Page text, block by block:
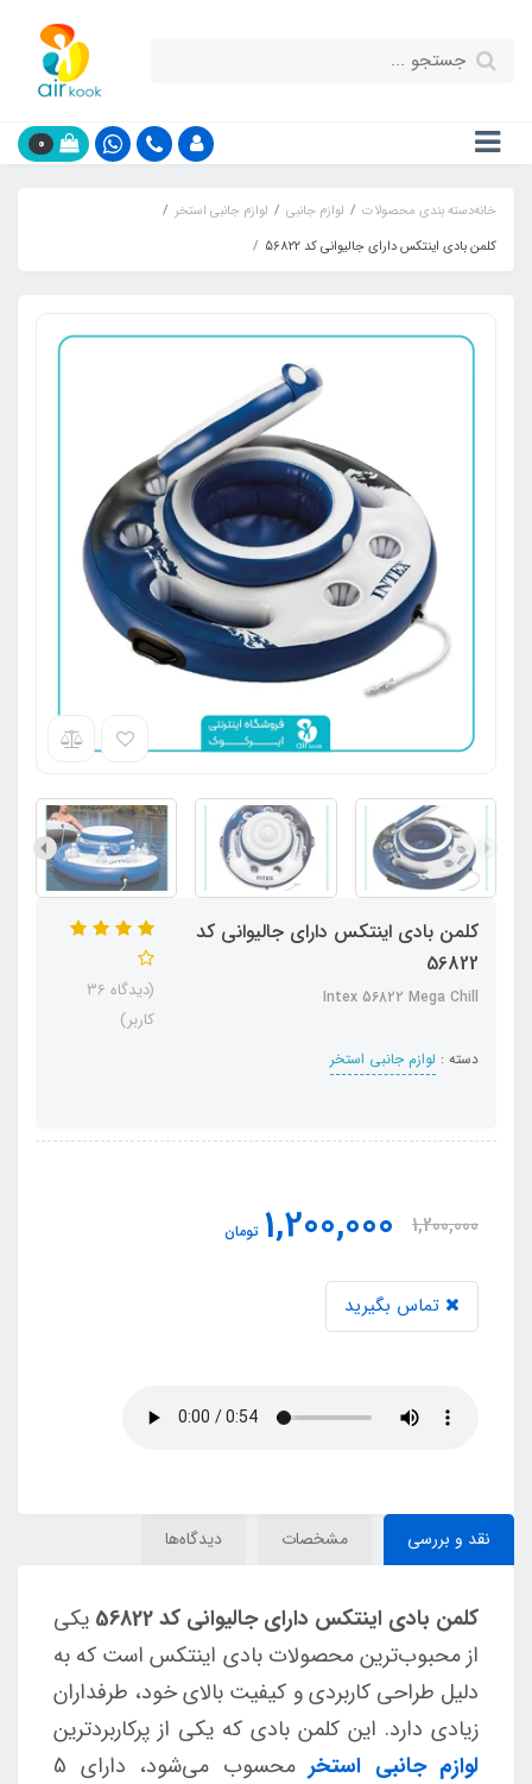
0
خانهدسته بندی محصولات لوازم جانبی
لوازم جانبی استخر
کلمن بادی اینتکس دارای جالیوانی کد 56822
کلمن بادی اینتکس دارای جالیوانی کد
56822
Intex 56822 Mega Chill
دسته : لوازم جانبی استخر
(دیدگاه 36
کاربر)
1,200,000
1,200,000 تومان
تماس بگیرید
نقد و بررسی مشخصات دیدگاه‌ها
کلمن بادی اینتکس دارای جالیوانی کد 56822
یکی
از محبوب‌ترین محصولات بادی اینتکس است که به
دلیل طراحی کاربردی و کیفیت بالای خود، طرفداران
زیادی دارد. این کلمن بادی که یکی از پرکاربردترین
لوازم جانبی استخر
محسوب می‌شود، دارای 5